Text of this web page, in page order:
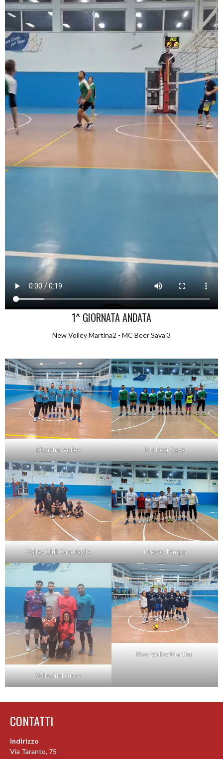
1^ GIORNATA ANDATA
New Volley Martina2 - MC Beer Sava 3
Disastro Volley Mc Beer Sava
Volley Club Grottaglie I Terzo Tempo
Volley nel cuore
New Volley Martina
CONTATTI
Indirizzo
Via Taranto, 75